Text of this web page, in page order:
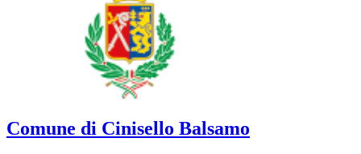
Comune di Cinisello Balsamo